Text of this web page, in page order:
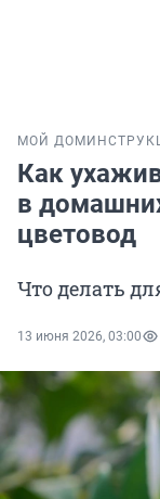
МОЙ ДОМ
Как
в
цветовод
Что делать
13 июня 2026, 03:00